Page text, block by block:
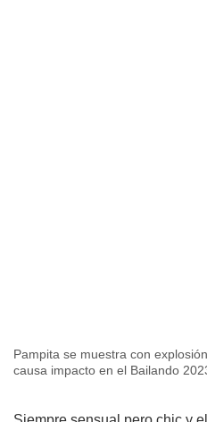
Pampita se muestra con
causa impacto en el Bailando